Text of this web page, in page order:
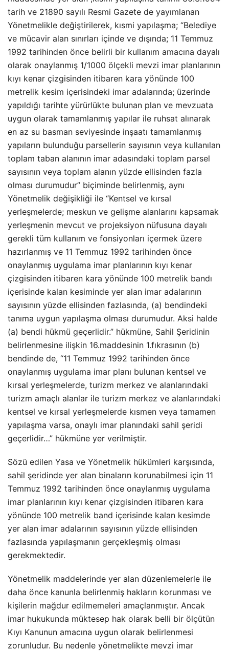
tarih ve 21890 sayılı Resmi Gazete de yayımlanan
Yönetmelikle değiştirilerek, kısmi yapılaşma; “Belediye
ve mücavir alan sınırları içinde ve dışında; 11 Temmuz
1992 tarihinden önce belirli bir kullanım amacına dayalı
olarak onaylanmış 1/1000 ölçekli mevzi imar planlarının
kıyı kenar çizgisinden itibaren kara yönünde 100
metrelik kesim içerisindeki imar adalarında; üzerinde
yapıldığı tarihte yürürlükte bulunan plan ve mevzuata
uygun olarak tamamlanmış yapılar ile ruhsat alınarak
en az su basman seviyesinde inşaatı tamamlanmış
yapıların bulunduğu parsellerin sayısının veya kullanılan
toplam taban alanının imar adasındaki toplam parsel
sayısının veya toplam alanın yüzde ellisinden fazla
olması durumudur” biçiminde belirlenmiş, aynı
Yönetmelik değişikliği ile “Kentsel ve kırsal
yerleşmelerde; meskun ve gelişme alanlarını kapsamak
yerleşmenin mevcut ve projeksiyon nüfusuna dayalı
gerekli tüm kullanım ve fonsiyonları içermek üzere
hazırlanmış ve 11 Temmuz 1992 tarihinden önce
onaylanmış uygulama imar planlarının kıyı kenar
çizgisinden itibaren kara yönünde 100 metrelik bandı
içerisinde kalan kesiminde yer alan imar adalarının
sayısının yüzde ellisinden fazlasında, (a) bendindeki
tanıma uygun yapılaşma olması durumudur. Aksi halde
(a) bendi hükmü geçerlidir.” hükmüne, Sahil Şeridinin
belirlenmesine ilişkin 16.maddesinin 1.fıkrasının (b)
bendinde de, “11 Temmuz 1992 tarihinden önce
onaylanmış uygulama imar planı bulunan kentsel ve
kırsal yerleşmelerde, turizm merkez ve alanlarındaki
turizm amaçlı alanlar ile turizm merkez ve alanlarındaki
kentsel ve kırsal yerleşmelerde kısmen veya tamamen
yapılaşma varsa, onaylı imar planındaki sahil şeridi
geçerlidir…” hükmüne yer verilmiştir.
Sözü edilen Yasa ve Yönetmelik hükümleri karşısında,
sahil şeridinde yer alan binaların korunabilmesi için 11
Temmuz 1992 tarihinden önce onaylanmış uygulama
imar planlarının kıyı kenar çizgisinden itibaren kara
yönünde 100 metrelik band içerisinde kalan kesimde
yer alan imar adalarının sayısının yüzde ellisinden
fazlasında yapılaşmanın gerçekleşmiş olması
gerekmektedir.
Yönetmelik maddelerinde yer alan düzenlemelerle ile
daha önce kanunla belirlenmiş hakların korunması ve
kişilerin mağdur edilmemeleri amaçlanmıştır. Ancak
imar hukukunda müktesep hak olarak belli bir ölçütün
Kıyı Kanunun amacına uygun olarak belirlenmesi
zorunludur. Bu nedenle yönetmelikte mevzi imar